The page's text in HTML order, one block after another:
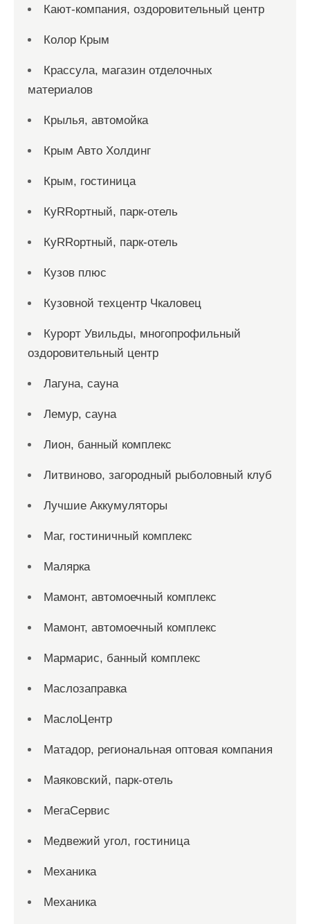
Кают-компания, оздоровительный центр
Колор Крым
Крассула, магазин отделочных
материалов
Крылья, автомойка
Крым Авто Холдинг
Крым, гостиница
КуRRортный, парк-отель
КуRRортный, парк-отель
Кузов плюс
Кузовной техцентр Чкаловец
Курорт Увильды, многопрофильный
оздоровительный центр
Лагуна, сауна
Лемур, сауна
Лион, банный комплекс
Литвиново, загородный рыболовный клуб
Лучшие Аккумуляторы
Маг, гостиничный комплекс
Малярка
Мамонт, автомоечный комплекс
Мамонт, автомоечный комплекс
Мармарис, банный комплекс
Маслозаправка
МаслоЦентр
Матадор, региональная оптовая компания
Маяковский, парк-отель
МегаСервис
Медвежий угол, гостиница
Механика
Механика